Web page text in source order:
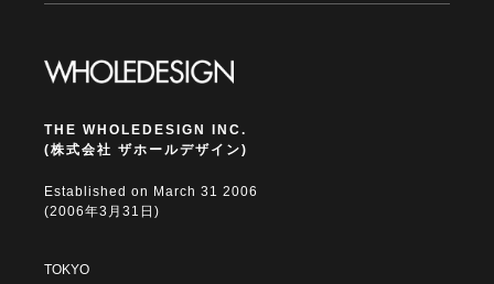
THE WHOLEDESIGN INC.
(株式会社 ザホールデザイン)
Established on March 31 2006
(2006年3月31日)
TOKYO